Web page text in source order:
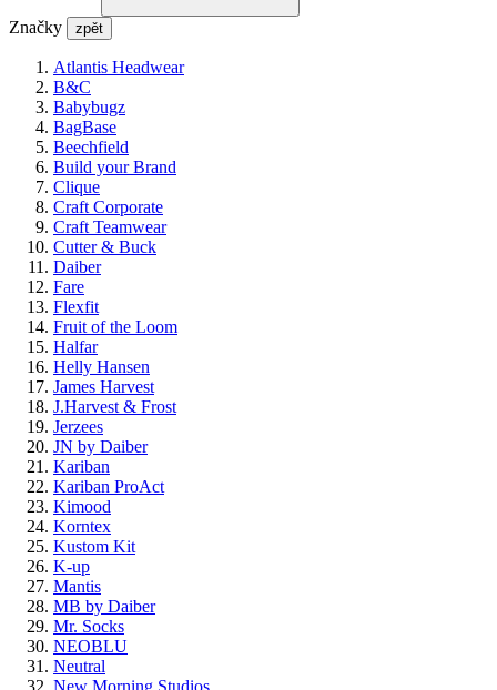
Značky zpět
Atlantis Headwear
B&C
Babybugz
BagBase
Beechfield
Build your Brand
Clique
Craft Corporate
Craft Teamwear
Cutter & Buck
Daiber
Fare
Flexfit
Fruit of the Loom
Halfar
Helly Hansen
James Harvest
J.Harvest & Frost
Jerzees
JN by Daiber
Kariban
Kariban ProAct
Kimood
Korntex
Kustom Kit
K-up
Mantis
MB by Daiber
Mr. Socks
NEOBLU
Neutral
New Morning Studios